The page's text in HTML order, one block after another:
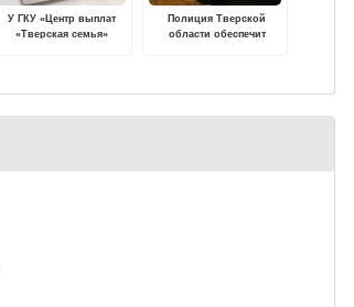
У ГКУ «Центр выплат
«Тверская семья»
Полиция Тверской
области обеспечит
праздников